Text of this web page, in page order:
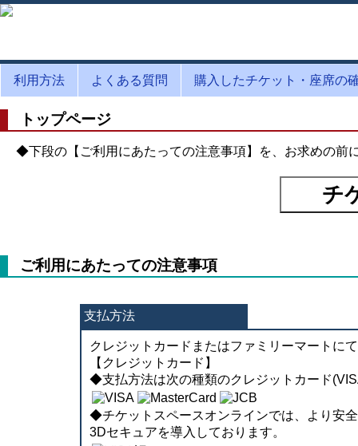
利用方法 よくある質問 購入したチケット・座席の
トップページ
◆下段の【ご利用にあたっての注意事項】を、お求めの前
ご利用にあたっての注意事項
支払方法
クレジットカードまたはファミリーマートに
【クレジットカード】
◆支払方法は次の種類のクレジットカード
◆チケットスペースオンラインでは、より安
3Dセキュアを導入しております。